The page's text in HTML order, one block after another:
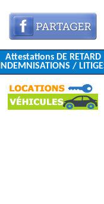
Attestations DE RETARD
INDEMNISATIONS /